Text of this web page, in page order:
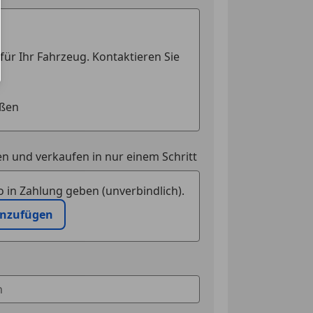
und verkaufen in nur einem Schritt
in Zahlung geben (unverbindlich).